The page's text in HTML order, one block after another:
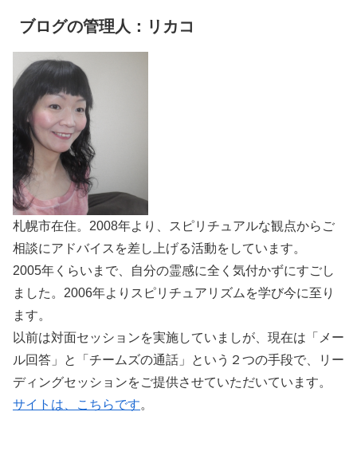
ブログの管理人：リカコ
札幌市在住。2008年より、スピリチュアルな観点からご
相談にアドバイスを差し上げる活動をしています。
2005年くらいまで、自分の霊感に全く気付かずにすごし
ました。2006年よりスピリチュアリズムを学び今に至り
ます。
以前は対面セッションを実施していましが、現在は「メー
ル回答」と「チームズの通話」という２つの手段で、リー
ディングセッションをご提供させていただいています。
サイトは、こちらです。